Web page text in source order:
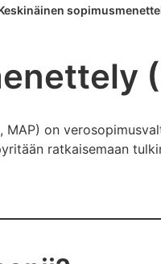
MAP) on
ratkaisemaan